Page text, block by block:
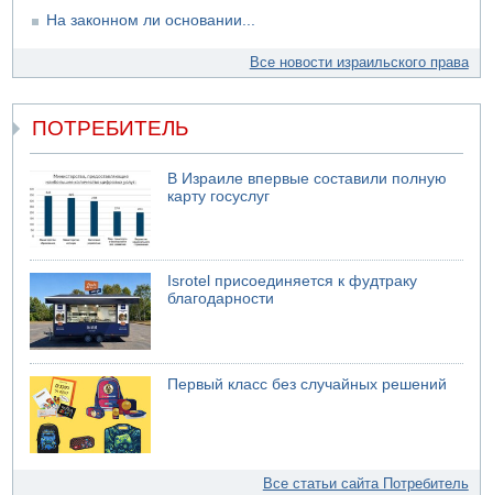
финансовый кризис за многие годы
На законном ли основании...
Все новости израильского права
ПОТРЕБИТЕЛЬ
В Израиле впервые составили полную
карту госуслуг
Isrotel присоединяется к фудтраку
благодарности
Первый класс без случайных решений
Все статьи сайта Потребитель